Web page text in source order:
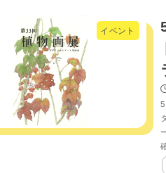
イベント